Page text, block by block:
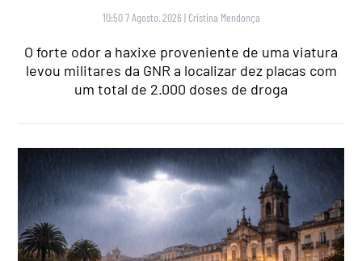
10:50 7 Agosto, 2026 | Cristina Mendonça
O forte odor a haxixe proveniente de uma viatura
levou militares da GNR a localizar dez placas com
um total de 2.000 doses de droga